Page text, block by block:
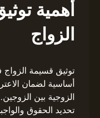
أهمية
الزواج
توثيق قسيمة
أساسية لضمان
الزوجية بين
تحديد الحقوق